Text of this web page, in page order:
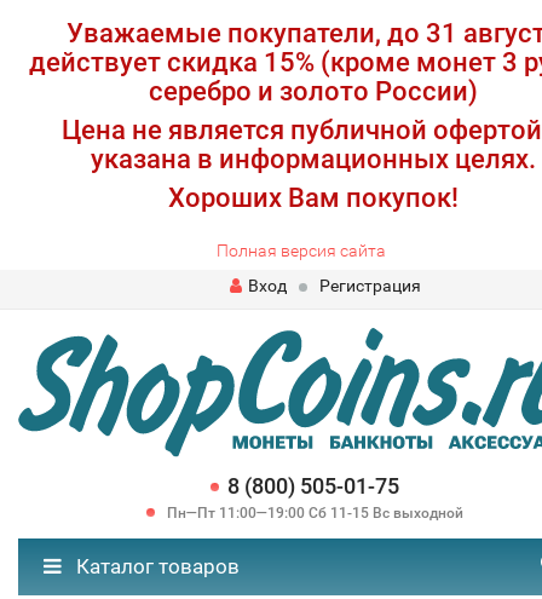
Уважаемые покупатели, до 31
действует скидка 15% (кроме монет 3
серебро и золото России)
Цена не является публичной
указана в информационных целях.
Хороших Вам покупок!
Полная версия сайта
Вход
Регистрация
8 (800) 505-01-75
Пн—Пт 11:00—19:00 Сб 11-15 Вс выходной
Каталог товаров